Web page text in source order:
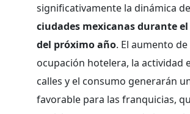
significativamente la dinámica
ciudades mexicanas durante
del próximo año. El aumento de
ocupación hotelera, la actividad
calles y el consumo generarán
favorable para las franquicias,